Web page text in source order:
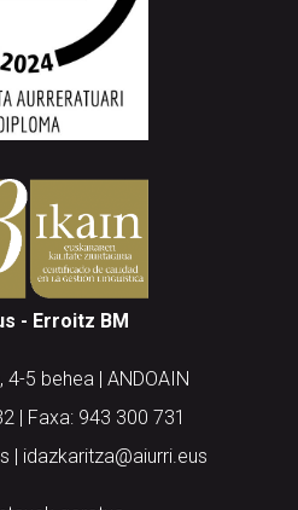
- Erroitz BM
4-5 behea | ANDOAIN
| Faxa: 943 300 731
| idazkaritza@aiurri.eus